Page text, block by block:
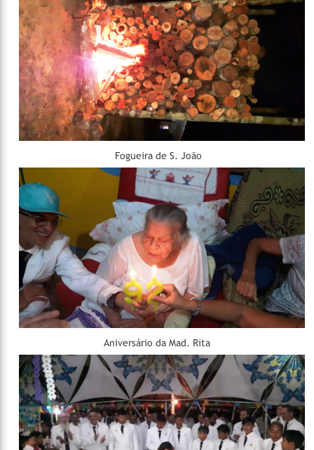
Fogueira de S. João
Aniversário da Mad. Rita